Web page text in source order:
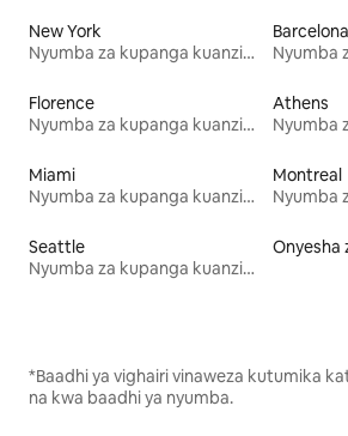
New York
Nyumba za kupanga kuanzia mwezi mmoja
Barcelona
Florence
Nyumba za kupanga kuanzia mwezi mmoja
Athens
Miami
Nyumba za kupanga kuanzia mwezi mmoja
Montreal
Seattle
Nyumba za kupanga kuanzia mwezi mmoja
Onyesha
*Baadhi ya vighairi vinaweza kutumika
na kwa baadhi ya nyumba.